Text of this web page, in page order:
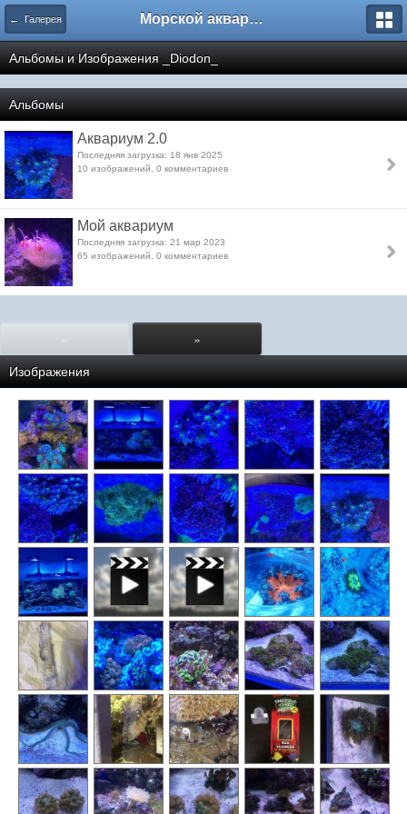
← Галерея Морской аквариум. Форумы ReefCentral.ru
Альбомы и Изображения _Diodon_
Альбомы
Аквариум 2.0
Последняя загрузка: 18 янв 2025
10 изображений, 0 комментариев
Мой аквариум
Последняя загрузка: 21 мар 2023
65 изображений, 0 комментариев
»
Изображения